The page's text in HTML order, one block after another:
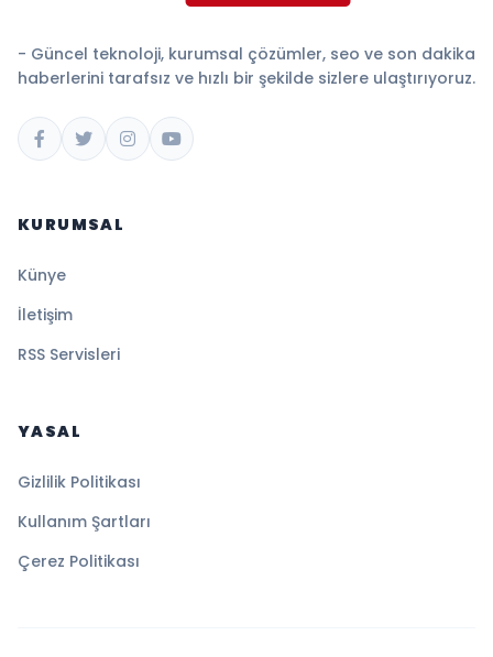
- Güncel teknoloji, kurumsal çözümler, seo ve son dakika
haberlerini tarafsız ve hızlı bir şekilde sizlere ulaştırıyoruz.
KURUMSAL
Künye
İletişim
RSS Servisleri
YASAL
Gizlilik Politikası
Kullanım Şartları
Çerez Politikası